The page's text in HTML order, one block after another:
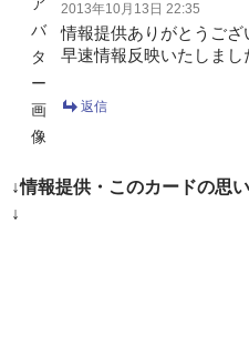
2013年10月13日 22:35
情報提供ありがとうござ
早速情報反映いたしまし
返信
↓情報提供・このカードの思
↓